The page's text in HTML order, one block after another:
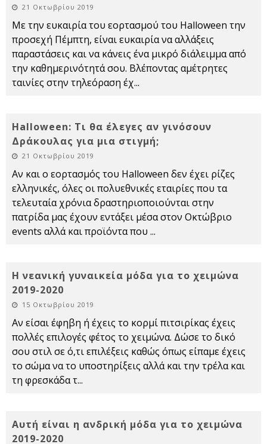
21 Οκτωβρίου 2019
Με την ευκαιρία του εορτασμού του Halloween την
προσεχή Πέμπτη, είναι ευκαιρία να αλλάξεις
παραστάσεις και να κάνεις ένα μικρό διάλειμμα από
την καθημερινότητά σου. Βλέποντας αμέτρητες
ταινίες στην τηλεόραση έχ...
Halloween: Τι θα έλεγες αν γινόσουν
Δράκουλας για μια στιγμή;
21 Οκτωβρίου 2019
Αν και ο εορτασμός του Halloween δεν έχει ρίζες
ελληνικές, όλες οι πολυεθνικές εταιρίες που τα
τελευταία χρόνια δραστηριοποιούνται στην
πατρίδα μας έχουν εντάξει μέσα στον Οκτώβριο
events αλλά και προϊόντα που ...
Η νεανική γυναικεία μόδα για το χειμώνα
2019-2020
15 Οκτωβρίου 2019
Αν είσαι έφηβη ή έχεις το κορμί πιτσιρίκας έχεις
πολλές επιλογές φέτος το χειμώνα. Δώσε το δικό
σου στιλ σε ό,τι επιλέξεις καθώς όπως είπαμε έχεις
το σώμα να το υποστηρίξεις αλλά και την τρέλα και
τη φρεσκάδα τ...
Αυτή είναι η ανδρική μόδα για το χειμώνα
2019-2020